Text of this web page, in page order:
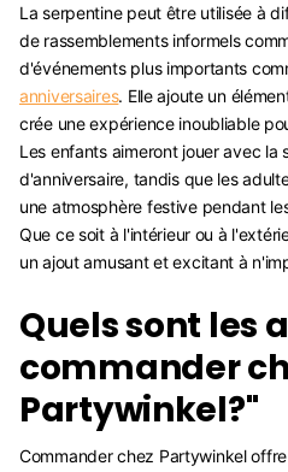
La serpentine peut être utilisée à
de rassemblements informels
d'événements plus importants
anniversaires. Elle ajoute un
crée une expérience inoubliable
Les enfants aimeront jouer avec
d'anniversaire, tandis que les
une atmosphère festive pendant
Que ce soit à l'intérieur ou à
un ajout amusant et excitant à
Quels sont les
commander
Partywinkel?"
Commander chez Partywinkel